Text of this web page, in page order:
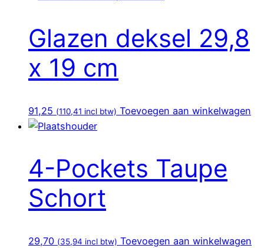
Glazen deksel 29,8
x 19 cm
91,25 (110,41 incl btw) Toevoegen aan winkelwagen
4-Pockets Taupe
Schort
29,70 (35,94 incl btw) Toevoegen aan winkelwagen